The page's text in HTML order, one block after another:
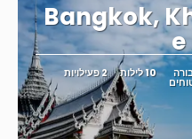
Bangkok,
10 לילות 2 פעילויות